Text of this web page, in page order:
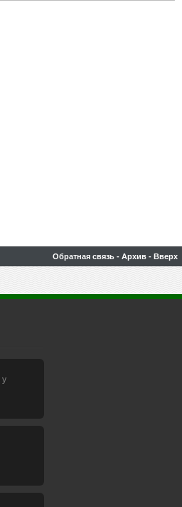
Обратная связь - Архив - Вверх